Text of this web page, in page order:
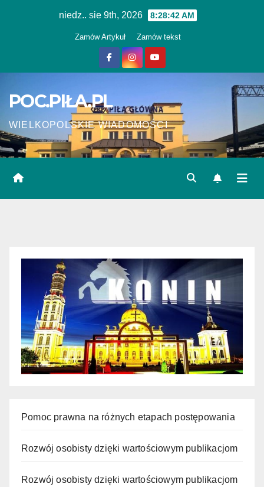
niedz.. sie 9th, 2026 8:28:43 AM
Zamów Artykuł Zamów tekst
POC.PIŁA.PL
WIELKOPOLSKIE WIADOMOŚCI
Pomoc prawna na różnych etapach postępowania
Rozwój osobisty dzięki wartościowym publikacjom
Rozwój osobisty dzięki wartościowym publikacjom